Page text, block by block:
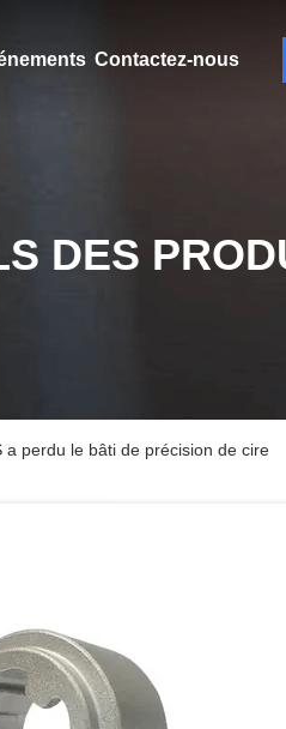
Contactez-nous
DES
perdu le bâti de précision de cire